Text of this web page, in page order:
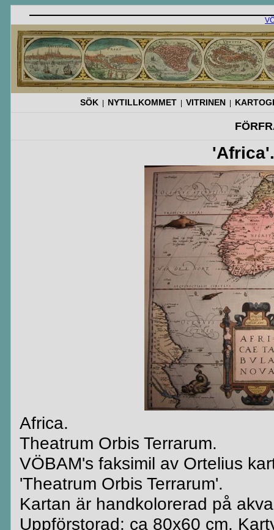
SÖK NYTILLKOMMET VITRINEN
Africa.
Theatrum Orbis Terrarum.
VÖBAM's faksimil av Ortelius
'Theatrum Orbis Terrarum'.
Kartan är handkolorerad på
Uppförstorad: ca 80x60 cm.